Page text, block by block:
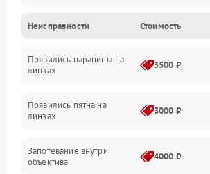
Неисправность электроники (если
Прочие неисправности
Неисправности Стоимость
Появились царапины на
линзах
3500 ₽
Появились пятна на
линзах
3000 ₽
Запотевание внутри
объектива
4000 ₽